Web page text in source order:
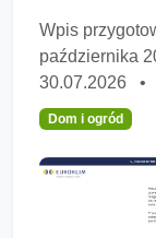
Wpis
października
30.07.2026
•
Dom i ogród